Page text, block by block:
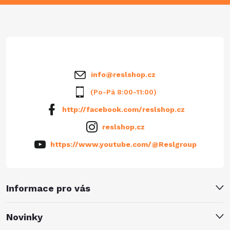
Informace pro vás
Novinky
info@reslshop.cz
(Po-Pá 8:00-11:00)
http://facebook.com/reslshop.cz
reslshop.cz
https://www.youtube.com/@Reslgroup